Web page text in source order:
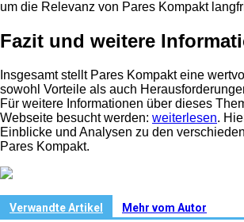
um die Relevanz von Pares Kompakt
Fazit und weitere
Insgesamt stellt Pares Kompakt eine
sowohl Vorteile als auch
Für weitere Informationen über dieses
Webseite besucht werden: weiterlesen.
Einblicke und Analysen zu den
Pares Kompakt.
Verwandte Artikel Mehr vom Autor